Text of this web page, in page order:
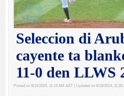
Seleccion di
cayente ta
11-0 den LLWS
Posted on 8/19/2024, 11:19 AM AST | Updated on 8/19/2024,